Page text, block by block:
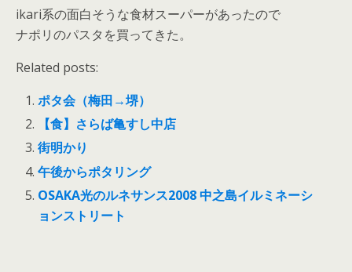
ikari系の面白そうな食材スーパーがあったので
ナポリのパスタを買ってきた。
Related posts:
ポタ会（梅田→堺）
【食】さらば亀すし中店
街明かり
午後からポタリング
OSAKA光のルネサンス2008 中之島イルミネーシ
ョンストリート